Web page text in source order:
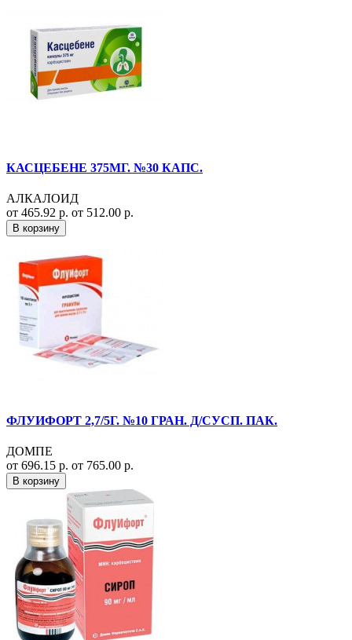
КАСЦЕБЕНЕ 375МГ. №30 КАПС.
АЛКАЛОИД
от 465.92 р. от 512.00 р.
В корзину
ФЛУИФОРТ 2,7/5Г. №10 ГРАН. Д/СУСП. ПАК.
ДОМПЕ
от 696.15 р. от 765.00 р.
В корзину